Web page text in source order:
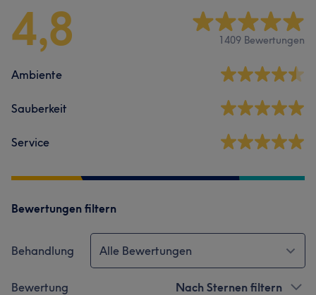
4,8 1409 Bewertungen
Ambiente
Sauberkeit
Service
Bewertungen filtern
Behandlung Alle Bewertungen
Bewertung Nach Sternen filtern